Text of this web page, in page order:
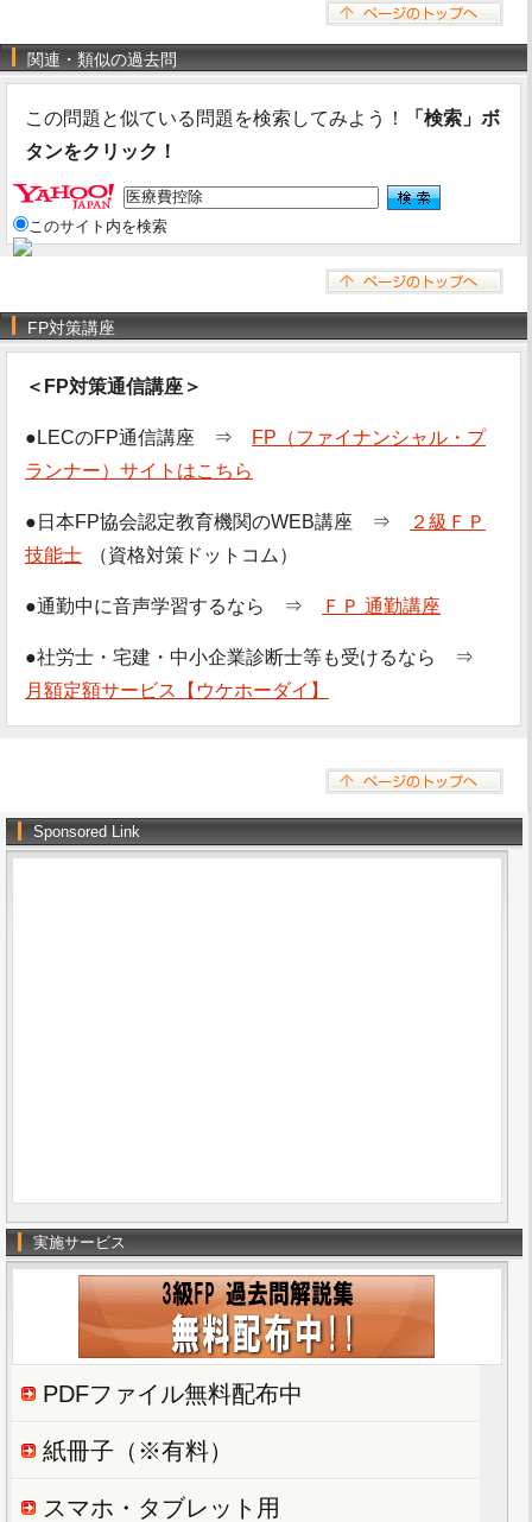
関連・類似の過去問
この問題と似ている問題を検索してみよう！
「検索」ボ
タンをクリック！
このサイト内を検索
FP対策講座
＜FP対策通信講座＞
●LECのFP通信講座 ⇒
FP（ファイナンシャル・プ
ランナー）サイトはこちら
●日本FP協会認定教育機関のWEB講座 ⇒
２級ＦＰ
技能士
（資格対策ドットコム）
●通勤中に音声学習するなら ⇒ ＦＰ 通勤講座
●社労士・宅建・中小企業診断士等も受けるなら ⇒
月額定額サービス【ウケホーダイ】
Sponsored Link
実施サービス
PDFファイル無料配布中
紙冊子（※有料）
スマホ・タブレット用